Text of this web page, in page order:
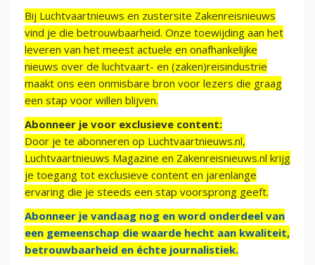
Bij Luchtvaartnieuws en zustersite Zakenreisnieuws
vind je die betrouwbaarheid. Onze toewijding aan het
leveren van het meest actuele en onafhankelijke
nieuws over de luchtvaart- en (zaken)reisindustrie
maakt ons een onmisbare bron voor lezers die graag
een stap voor willen blijven.
Abonneer je voor exclusieve content:
Door je te abonneren op Luchtvaartnieuws.nl,
Luchtvaartnieuws Magazine en Zakenreisnieuws.nl krijg
je toegang tot exclusieve content en jarenlange
ervaring die je steeds een stap voorsprong geeft.
Abonneer je vandaag nog en word onderdeel van
een gemeenschap die waarde hecht aan kwaliteit,
betrouwbaarheid en échte journalistiek.